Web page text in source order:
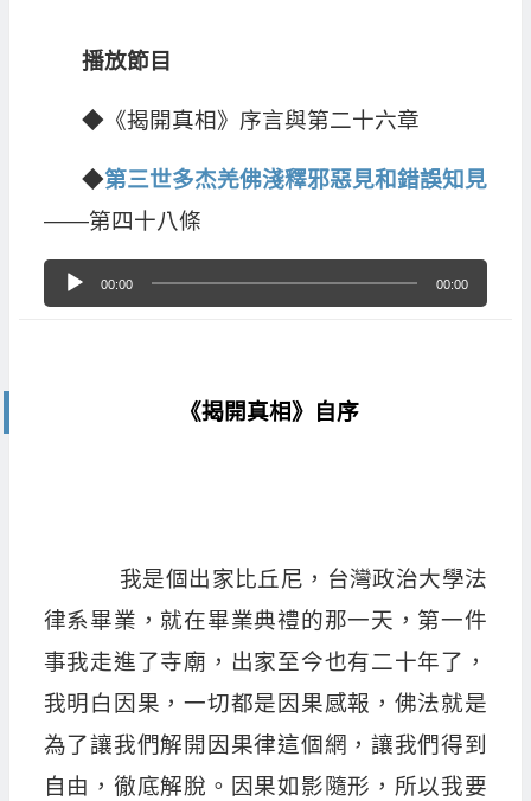
播放節目
◆《揭開真相》序言與第二十六章
◆第三世多杰羌佛淺釋邪惡見和錯誤知見
——第四十八條
訊
00:00 00:00
《揭開真相》自序
我是個出家比丘尼，台灣政治大學法
律系畢業，就在畢業典禮的那一天，第一件
事我走進了寺廟，出家至今也有二十年了，
我明白因果，一切都是因果感報，佛法就是
為了讓我們解開因果律這個網，讓我們得到
自由，徹底解脫。因果如影隨形，所以我要